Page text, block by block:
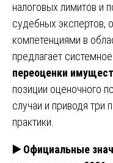
налоговых лимитов и
судебных экспертов,
компетенциями в
предлагает
переоценки
позиции оценочного
случаи и приводя три
практики.
▶️Официальные